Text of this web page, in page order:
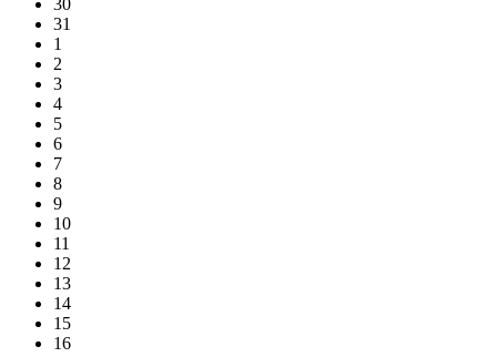
31
1
2
3
4
5
6
7
8
9
10
11
12
13
14
15
16